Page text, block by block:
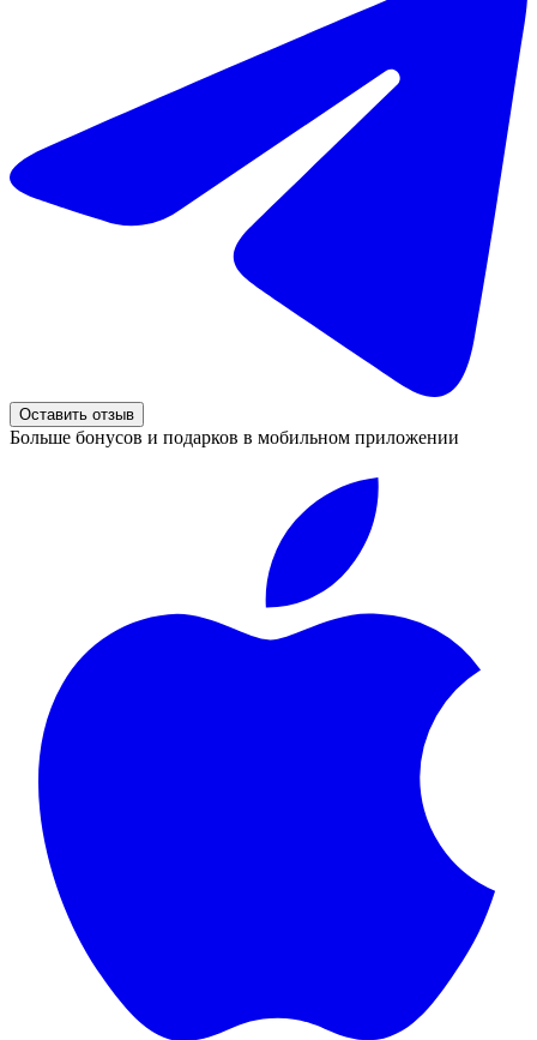
Оставить отзыв
Больше бонусов и подарков в мобильном приложении